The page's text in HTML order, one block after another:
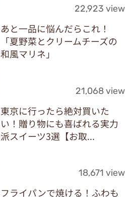
22,923 view
あと一品に悩んだらこれ！
「夏野菜とクリームチーズの
和風マリネ」
21,068 view
東京に行ったら絶対買いた
い！贈り物にも喜ばれる実力
派スイーツ3選【お取...
18,671 view
フライパンで焼ける！ふわも